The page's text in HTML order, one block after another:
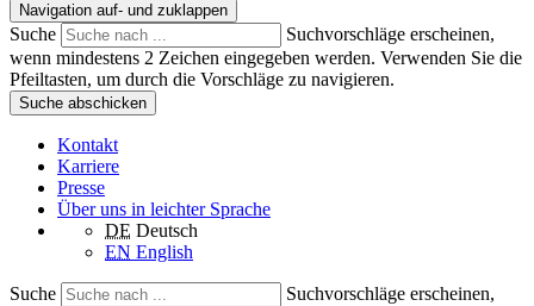
Navigation auf- und zuklappen
Suche
Suchvorschläge erscheinen,
wenn mindestens 2 Zeichen eingegeben werden. Verwenden Sie die
Pfeiltasten, um durch die Vorschläge zu navigieren.
Suche abschicken
Kontakt
Karriere
Presse
Über uns in leichter Sprache
DE Deutsch
EN English
Suche
Suchvorschläge erscheinen,